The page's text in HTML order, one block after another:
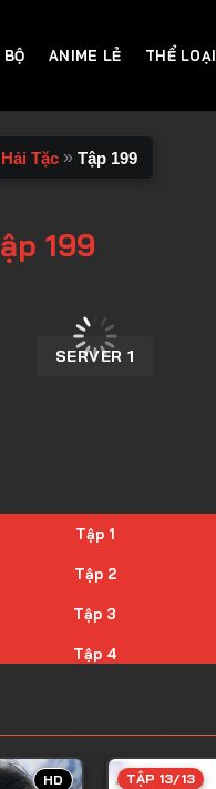
ANIME LẺ THỂ LOẠI
Tặc » Tập 199
199
SERVER 1
Tập 1
Tập 2
Tập 3
Tập 4
Tập 6
Tập 7
HD TẬP 13/13